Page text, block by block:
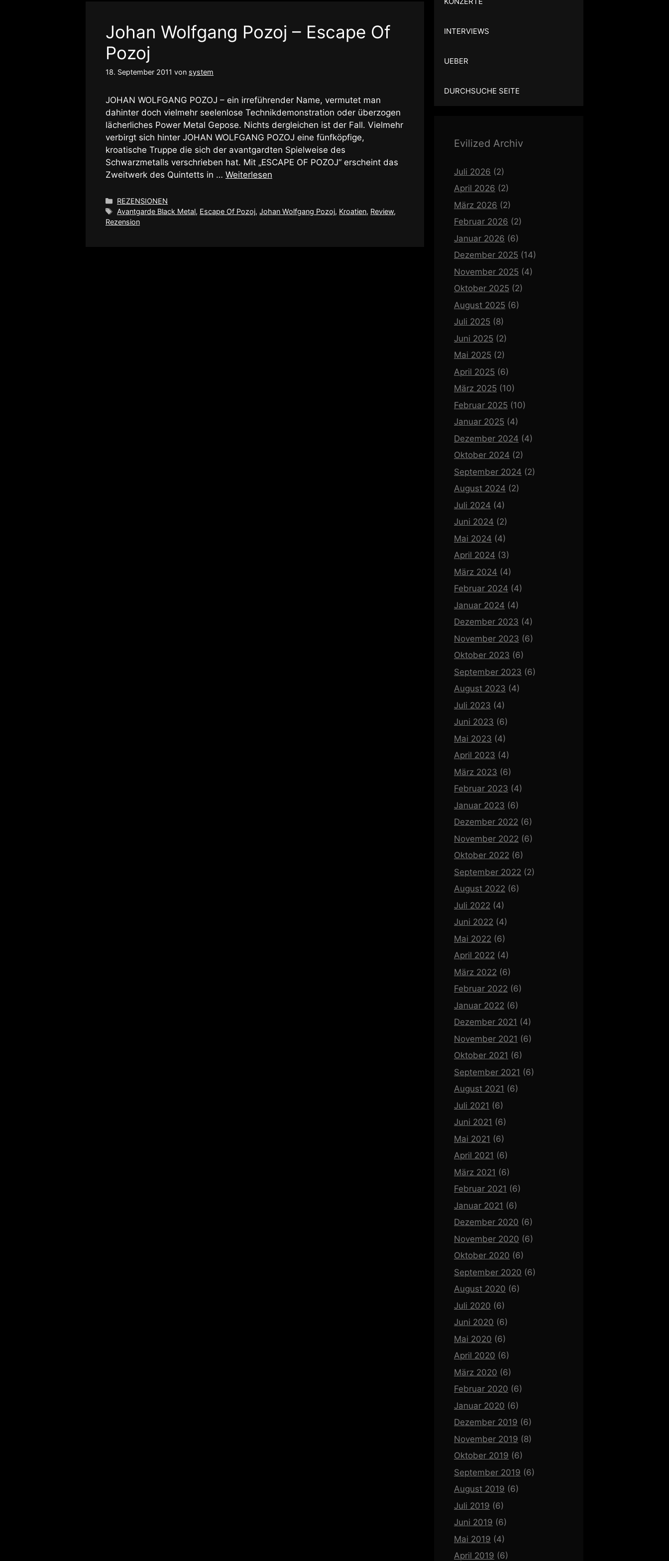
Johan Wolfgang Pozoj – Escape Of
Pozoj
18. September 2011 von system
JOHAN WOLFGANG POZOJ – ein irreführender Name, vermutet man
dahinter doch vielmehr seelenlose Technikdemonstration oder überzogen
lächerliches Power Metal Gepose. Nichts dergleichen ist der Fall. Vielmehr
verbirgt sich hinter JOHAN WOLFGANG POZOJ eine fünfköpfige,
kroatische Truppe die sich der avantgardten Spielweise des
Schwarzmetalls verschrieben hat. Mit „ESCAPE OF POZOJ“ erscheint das
Zweitwerk des Quintetts in … Weiterlesen
Kategorien
REZENSIONEN
Schlagwörter
Avantgarde Black Metal, Escape Of Pozoj,Johan Wolfgang Pozoj, Kroatien, Review,
Rezension
INTERVIEWS
UEBER
DURCHSUCHE SEITE
Evilized Archiv
Juli 2026 (2)
April 2026 (2)
März 2026 (2)
Februar 2026 (2)
Januar 2026 (6)
Dezember 2025 (14)
November 2025 (4)
Oktober 2025 (2)
August 2025 (6)
Juli 2025 (8)
Juni 2025 (2)
Mai 2025 (2)
April 2025 (6)
März 2025 (10)
Februar 2025 (10)
Januar 2025 (4)
Dezember 2024 (4)
Oktober 2024 (2)
September 2024 (2)
August 2024 (2)
Juli 2024 (4)
Juni 2024 (2)
Mai 2024 (4)
April 2024 (3)
März 2024 (4)
Februar 2024 (4)
Januar 2024 (4)
Dezember 2023 (4)
November 2023 (6)
Oktober 2023 (6)
September 2023 (6)
August 2023 (4)
Juli 2023 (4)
Juni 2023 (6)
Mai 2023 (4)
April 2023 (4)
März 2023 (6)
Februar 2023 (4)
Januar 2023 (6)
Dezember 2022 (6)
November 2022 (6)
Oktober 2022 (6)
September 2022 (2)
August 2022 (6)
Juli 2022 (4)
Juni 2022 (4)
Mai 2022 (6)
April 2022 (4)
März 2022 (6)
Februar 2022 (6)
Januar 2022 (6)
Dezember 2021 (4)
November 2021 (6)
Oktober 2021 (6)
September 2021 (6)
August 2021 (6)
Juli 2021 (6)
Juni 2021 (6)
Mai 2021 (6)
April 2021 (6)
März 2021 (6)
Februar 2021 (6)
Januar 2021 (6)
Dezember 2020 (6)
November 2020 (6)
Oktober 2020 (6)
September 2020 (6)
August 2020 (6)
Juli 2020 (6)
Juni 2020 (6)
Mai 2020 (6)
April 2020 (6)
März 2020 (6)
Februar 2020 (6)
Januar 2020 (6)
Dezember 2019 (6)
November 2019 (8)
Oktober 2019 (6)
September 2019 (6)
August 2019 (6)
Juli 2019 (6)
Juni 2019 (6)
Mai 2019 (4)
April 2019 (6)